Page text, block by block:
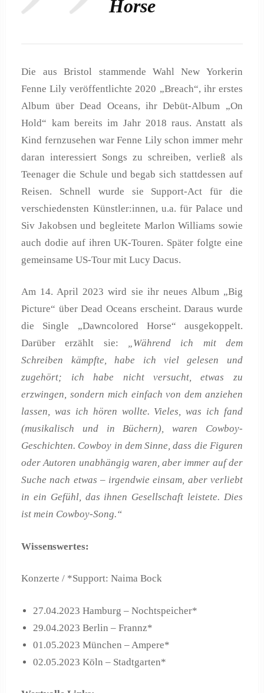
Horse
Die aus Bristol stammende Wahl New Yorkerin
Fenne Lily veröffentlichte 2020 „Breach“, ihr erstes
Album über Dead Oceans, ihr Debüt-Album „On
Hold“ kam bereits im Jahr 2018 raus. Anstatt als
Kind fernzusehen war Fenne Lily schon immer mehr
daran interessiert Songs zu schreiben, verließ als
Teenager die Schule und begab sich stattdessen auf
Reisen. Schnell wurde sie Support-Act für die
verschiedensten Künstler:innen, u.a. für Palace und
Siv Jakobsen und begleitete Marlon Williams sowie
auch dodie auf ihren UK-Touren. Später folgte eine
gemeinsame US-Tour mit Lucy Dacus.
Am 14. April 2023 wird sie ihr neues Album „Big
Picture“ über Dead Oceans erscheint. Daraus wurde
die Single „Dawncolored Horse“ ausgekoppelt.
Darüber erzählt sie: „Während ich mit dem
Schreiben kämpfte, habe ich viel gelesen und
zugehört; ich habe nicht versucht, etwas zu
erzwingen, sondern mich einfach von dem anziehen
lassen, was ich hören wollte. Vieles, was ich fand
(musikalisch und in Büchern), waren Cowboy-
Geschichten. Cowboy in dem Sinne, dass die Figuren
oder Autoren unabhängig waren, aber immer auf der
Suche nach etwas – irgendwie einsam, aber verliebt
in ein Gefühl, das ihnen Gesellschaft leistete. Dies
ist mein Cowboy-Song.“
Wissenswertes:
Konzerte / *Support: Naima Bock
27.04.2023 Hamburg – Nochtspeicher*
29.04.2023 Berlin – Frannz*
01.05.2023 München – Ampere*
02.05.2023 Köln – Stadtgarten*